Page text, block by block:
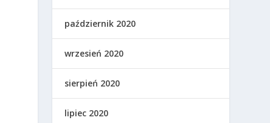
październik 2020
wrzesień 2020
sierpień 2020
lipiec 2020